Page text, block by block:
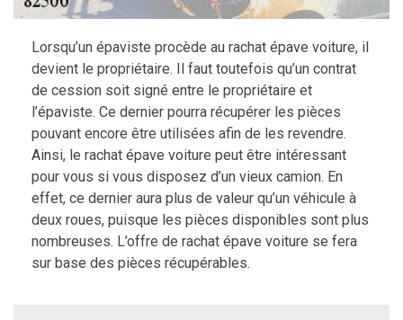
Lorsqu’un épaviste procède au rachat épave voiture, il
devient le propriétaire. Il faut toutefois qu’un contrat
de cession soit signé entre le propriétaire et
l’épaviste. Ce dernier pourra récupérer les pièces
pouvant encore être utilisées afin de les revendre.
Ainsi, le rachat épave voiture peut être intéressant
pour vous si vous disposez d’un vieux camion. En
effet, ce dernier aura plus de valeur qu’un véhicule à
deux roues, puisque les pièces disponibles sont plus
nombreuses. L’offre de rachat épave voiture se fera
sur base des pièces récupérables.